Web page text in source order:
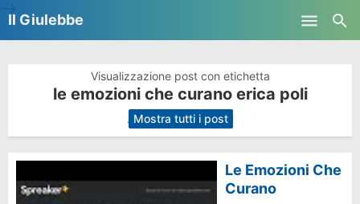
Il Giulebbe
Visualizzazione post con etichetta
le emozioni che curano erica poli
. Mostra tutti i post
Le Emozioni Che
Curano